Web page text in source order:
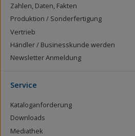
Zahlen, Daten, Fakten
Produktion / Sonderfertigung
Vertrieb
Händler / Businesskunde werden
Newsletter Anmeldung
Service
Kataloganforderung
Downloads
Mediathek